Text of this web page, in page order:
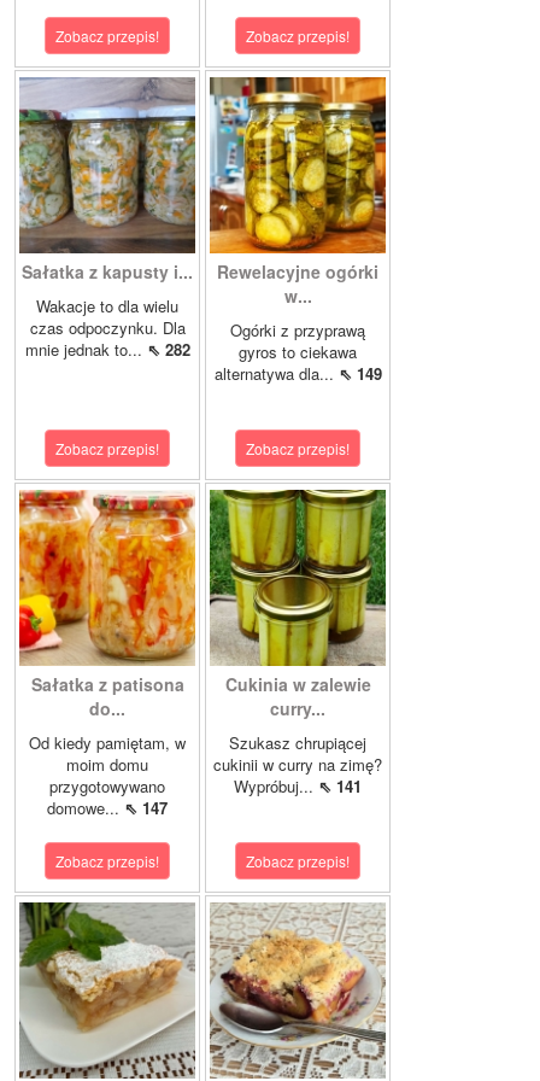
Zobacz przepis! Zobacz przepis!
Sałatka z kapusty i...
Wakacje to dla wielu
czas odpoczynku. Dla
mnie jednak to... ⇖ 282
Zobacz przepis!
Rewelacyjne ogórki
w...
Ogórki z przyprawą
gyros to ciekawa
alternatywa dla... ⇖ 149
Zobacz przepis!
Sałatka z patisona
do...
Od kiedy pamiętam, w
moim domu
przygotowywano
domowe... ⇖ 147
Zobacz przepis!
Cukinia w zalewie
curry...
Szukasz chrupiącej
cukinii w curry na zimę?
Wypróbuj... ⇖ 141
Zobacz przepis!